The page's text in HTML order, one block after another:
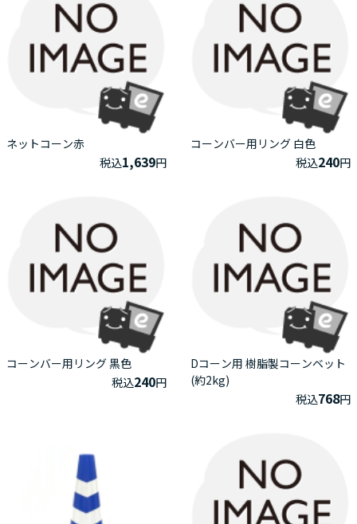
ネットコーン赤
税込1,639円
コーンバー用リング 白色
税込240円
コーンバー用リング 黒色
税込240円
Dコーン用 樹脂製コーンベット
(約2kg)
税込768円